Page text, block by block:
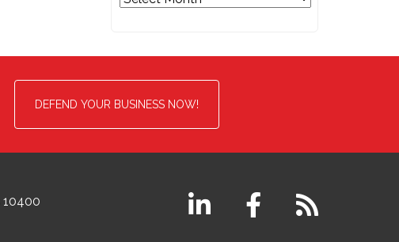
DEFEND YOUR BUSINESS NOW!
10400